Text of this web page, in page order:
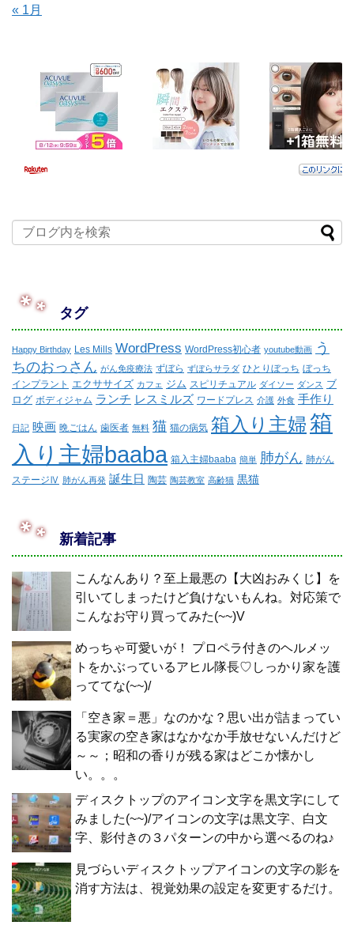
« 1月
タグ
Happy Birthday Les Mills WordPress WordPress初心者 youtube動画 う
ちのおっさん がん免疫療法 ずぼら ずぼらサラダ ひとりぼっち ぼっち
インプラント エクササイズ カフェ ジム スピリチュアル ダイソー ダンス ブ
ログ ボディジャム ランチ レスミルズ ワードプレス 介護 外食 手作り
日記 映画 晩ごはん 歯医者 無料 猫 猫の病気 箱入り主婦 箱
入り主婦baaba 箱入主婦baaba 簡単 肺がん 肺がん
ステージⅣ 肺がん再発 誕生日 陶芸 陶芸教室 高齢猫 黒猫
新着記事
こんなんあり？至上最悪の【大凶おみくじ】を
引いてしまったけど負けないもんね。対応策で
こんなお守り買ってみた(~~)V
めっちゃ可愛いが！ プロペラ付きのヘルメッ
トをかぶっているアヒル隊長♡しっかり家を護
っててな(~~)/
「空き家＝悪」なのかな？思い出が詰まってい
る実家の空き家はなかなか手放せないんだけど
～～；昭和の香りが残る家はどこか懐かし
い。。。
ディスクトップのアイコン文字を黒文字にして
みました(~~)/アイコンの文字は黒文字、白文
字、影付きの３パターンの中から選べるのね♪
見づらいディスクトップアイコンの文字の影を
消す方法は、視覚効果の設定を変更するだけ。